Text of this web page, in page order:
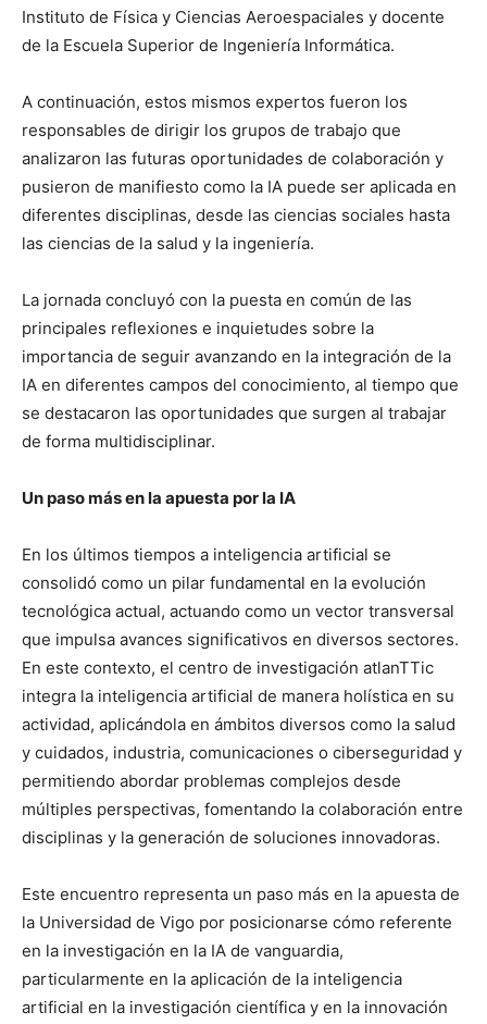
Instituto de Física y Ciencias Aeroespaciales y docente
de la Escuela Superior de Ingeniería Informática.
A continuación, estos mismos expertos fueron los
responsables de dirigir los grupos de trabajo que
analizaron las futuras oportunidades de colaboración y
pusieron de manifiesto como la IA puede ser aplicada en
diferentes disciplinas, desde las ciencias sociales hasta
las ciencias de la salud y la ingeniería.
La jornada concluyó con la puesta en común de las
principales reflexiones e inquietudes sobre la
importancia de seguir avanzando en la integración de la
IA en diferentes campos del conocimiento, al tiempo que
se destacaron las oportunidades que surgen al trabajar
de forma multidisciplinar.
Un paso más en la apuesta por la IA
En los últimos tiempos a inteligencia artificial se
consolidó como un pilar fundamental en la evolución
tecnológica actual, actuando como un vector transversal
que impulsa avances significativos en diversos sectores.
En este contexto, el centro de investigación atlanTTic
integra la inteligencia artificial de manera holística en su
actividad, aplicándola en ámbitos diversos como la salud
y cuidados, industria, comunicaciones o ciberseguridad y
permitiendo abordar problemas complejos desde
múltiples perspectivas, fomentando la colaboración entre
disciplinas y la generación de soluciones innovadoras.
Este encuentro representa un paso más en la apuesta de
la Universidad de Vigo por posicionarse cómo referente
en la investigación en la IA de vanguardia,
particularmente en la aplicación de la inteligencia
artificial en la investigación científica y en la innovación